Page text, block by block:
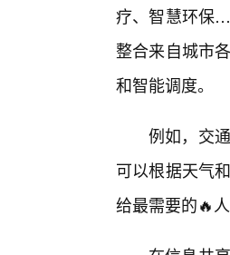
疗、智慧环保
整合来自城市
和智能调度。
例如，交
可以根据天气
给最需要的🔥